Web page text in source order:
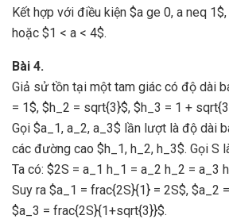
Kết hợp với điều kiện $a ge 0, a neq
hoặc $1 < a < 4$.
Bài 4.
Giả sử tồn tại một tam giác có độ dài
= 1$, $h_2 = sqrt{3}$, $h_3 = 1 +
Gọi $a_1, a_2, a_3$ lần lượt là độ dài
các đường cao $h_1, h_2, h_3$. Gọi S
Ta có: $2S = a_1 h_1 = a_2 h_2 = a_3
Suy ra $a_1 = frac{2S}{1} = 2S$, $a_2
$a_3 = frac{2S}{1+sqrt{3}}$.